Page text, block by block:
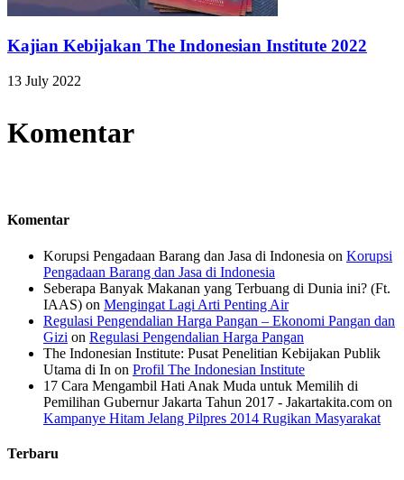
Kajian Kebijakan The Indonesian Institute 2022
13 July 2022
Komentar
Komentar
Korupsi Pengadaan Barang dan Jasa di Indonesia on Korupsi
Pengadaan Barang dan Jasa di Indonesia
Seberapa Banyak Makanan yang Terbuang di Dunia ini? (Ft.
IAAS) on Mengingat Lagi Arti Penting Air
Regulasi Pengendalian Harga Pangan – Ekonomi Pangan dan
Gizi on Regulasi Pengendalian Harga Pangan
The Indonesian Institute: Pusat Penelitian Kebijakan Publik
Utama di In on Profil The Indonesian Institute
17 Cara Mengambil Hati Anak Muda untuk Memilih di
Pemilihan Gubernur Jakarta Tahun 2017 - Jakartakita.com on
Kampanye Hitam Jelang Pilpres 2014 Rugikan Masyarakat
Terbaru